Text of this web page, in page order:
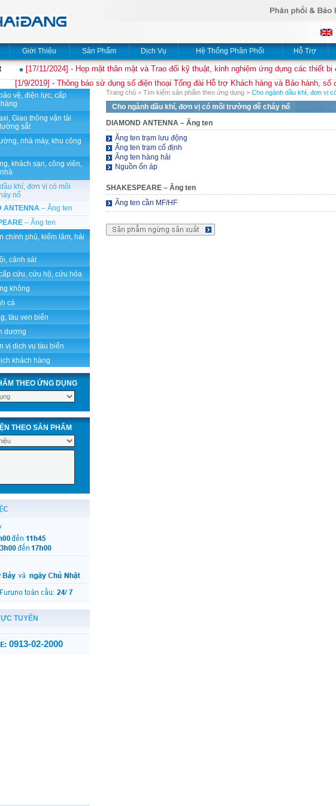
Giới Thiệu Sản Phẩm Dịch Vụ Hệ Thống Phân Phối Hỗ Trợ
[17/11/2024] - Họp mặt thân mật và Trao đổi kỹ thuật, kinh nghiệm ứng dụng các thiết
[1/9/2019] - Thông báo sử dụng số điện thoại Tổng đài Hỗ trợ Khách hàng và Bảo hành, số
vệ, điện lực, cấp
Giao thông vận tải
sắt
nhà máy, khu công
khách sạn, công viên,
khí, đơn vị có môi
nổ
ANTENNA – Ăng ten
– Ăng ten
chính phủ, kiểm lâm, hải
cảnh sát
cứu, cứu hộ, cứu hỏa
không
cá
tàu ven biển
dương
vị dịch vụ tàu biển
khách hàng
THEO ỨNG DỤNG
THEO SẢN PHẨM
Trang chủ > Tìm kiếm sản phẩm theo ứng dụng > Cho ngành dầu khí, đơn vị
Cho ngành dầu khí, đơn vị có môi trường dễ cháy nổ
DIAMOND ANTENNA – Ăng ten
Ăng ten trạm lưu động
Ăng ten trạm cố định
Ăng ten hàng hải
Nguồn ổn áp
SHAKESPEARE – Ăng ten
Ăng ten cần MF/HF